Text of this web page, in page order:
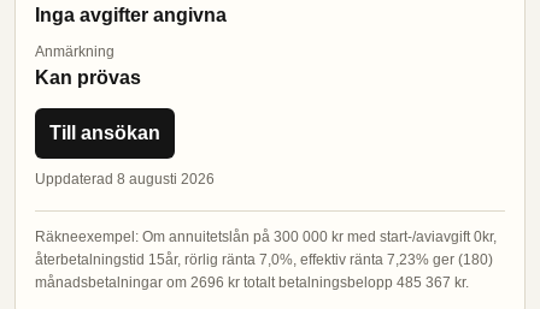
Inga avgifter angivna
Anmärkning
Kan prövas
Till ansökan
Uppdaterad 8 augusti 2026
Räkneexempel: Om annuitetslån på 300 000 kr med start-/aviavgift 0kr,
återbetalningstid 15år, rörlig ränta 7,0%, effektiv ränta 7,23% ger (180)
månadsbetalningar om 2696 kr totalt betalningsbelopp 485 367 kr.